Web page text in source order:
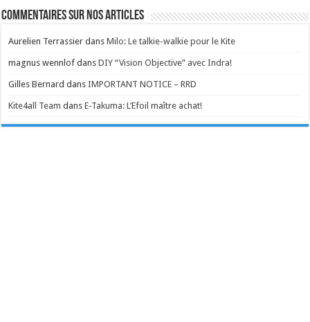
Commentaires sur nos articles
Aurelien Terrassier dansMilo: Le talkie-walkie pour le Kite
magnus wennlof dansDIY “Vision Objective” avec Indra!
Gilles Bernard dansIMPORTANT NOTICE – RRD
Kite4all Team dansE-Takuma: L’Efoil maître achat!